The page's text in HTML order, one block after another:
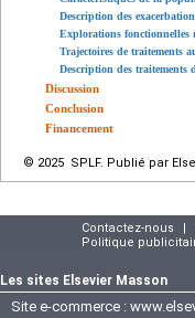
Description des
Explorations fonctionnelles
Trajectoires de traitements
Description des traitements
Discussion
Conclusion
Financement
© 2025 SPLF. Publié par
Contactez-nous |
Politique
Les sites Elsevier Masson
Site e-commerce :